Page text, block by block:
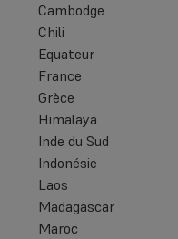
Cambodge
Chili
Equateur
France
Grèce
Himalaya
Inde du Sud
Indonésie
Laos
Madagascar
Maroc